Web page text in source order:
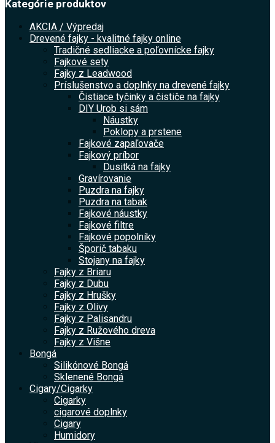
Kategórie produktov
AKCIA / Výpredaj
Drevené fajky - kvalitné fajky online
Tradičné sedliacke a poľovnícke fajky
Fajkové sety
Fajky z Leadwood
Príslušenstvo a doplnky na drevené fajky
Čistiace tyčinky a čističe na fajky
DIY Urob si sám
Náustky
Poklopy a prstene
Fajkové zapaľovače
Fajkový príbor
Dusitká na fajky
Gravírovanie
Puzdra na fajky
Puzdra na tabak
Fajkové náustky
Fajkové filtre
Fajkové popolníky
Šporič tabaku
Stojany na fajky
Fajky z Briaru
Fajky z Dubu
Fajky z Hrušky
Fajky z Olivy
Fajky z Palisandru
Fajky z Ružového dreva
Fajky z Višne
Bongá
Silikónové Bongá
Sklenené Bongá
Cigary/Cigarky
Cigarky
cigarové doplnky
Cigary
Humidory